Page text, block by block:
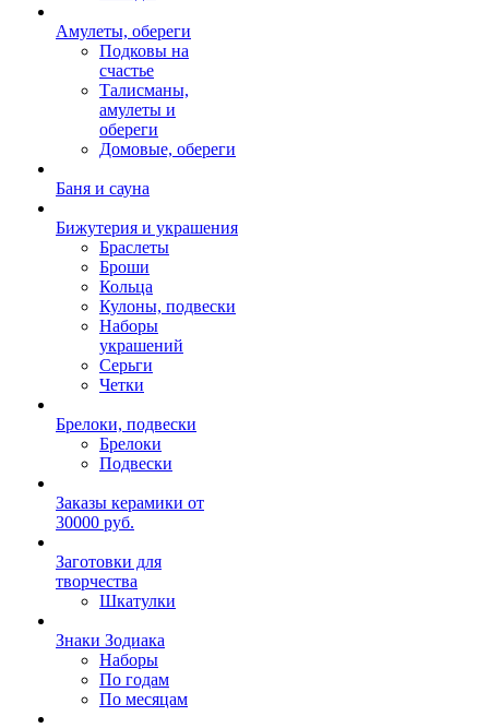
Амулеты, обереги
Подковы на
счастье
Талисманы,
амулеты и
обереги
Домовые, обереги
Баня и сауна
Бижутерия и украшения
Браслеты
Броши
Кольца
Кулоны, подвески
Наборы
украшений
Серьги
Четки
Брелоки, подвески
Брелоки
Подвески
Заказы керамики от
30000 руб.
Заготовки для
творчества
Шкатулки
Знаки Зодиака
Наборы
По годам
По месяцам